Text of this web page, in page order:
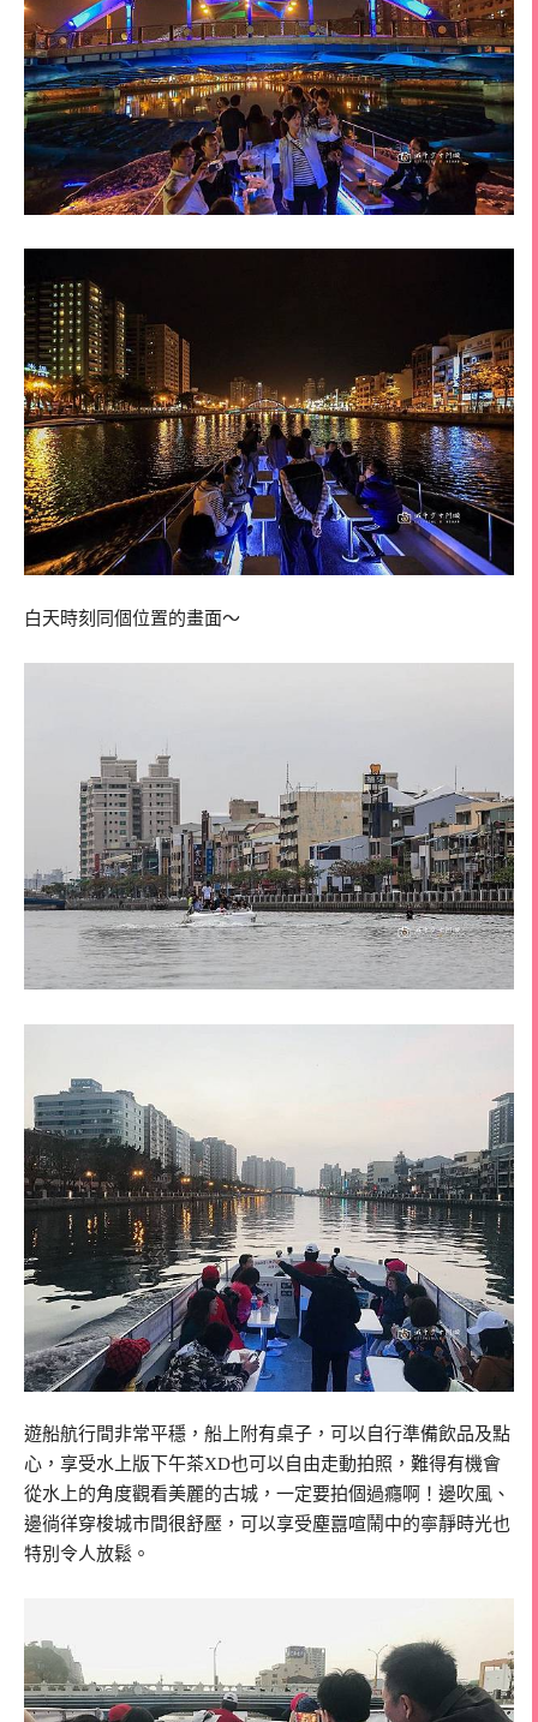
白天時刻同個位置的畫面～
遊船航行間非常平穩，船上附有桌子，可以自行準備飲品及點
心，享受水上版下午茶XD也可以自由走動拍照，難得有機會
從水上的角度觀看美麗的古城，一定要拍個過癮啊！邊吹風、
邊徜徉穿梭城市間很舒壓，可以享受塵囂喧鬧中的寧靜時光也
特別令人放鬆。